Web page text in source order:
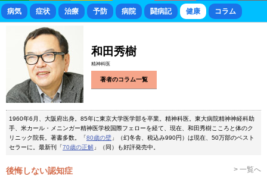
ボートレース 競輪 オートレース
病気 症状 治療 予防 病院 闘病記 健康 コラム
和田秀樹
精神科医
著者のコラム一覧
1960年6月、大阪府出身。85年に東京大学医学部を卒業。精神科医。東大病院精神神経科助
手、米カール・メニンガー精神医学校国際フェローを経て、現在、和田秀樹こころと体のク
リニック院長。著書多数。「80歳の壁 」（幻冬舎、税込み990円）は現在、50万部のベスト
セラーに。最新刊「70歳の正解 」（同）も好評発売中。
後悔しない認知症 > 一覧へ